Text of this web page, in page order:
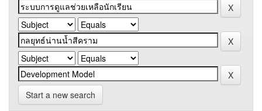
Start a new search